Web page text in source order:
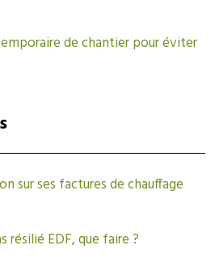
de chantier pour éviter
sur ses factures de chauffage
résilié EDF, que faire ?